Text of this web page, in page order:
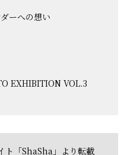
ーへの想い
EXHIBITION VOL.3
ト「ShaSha」より転載